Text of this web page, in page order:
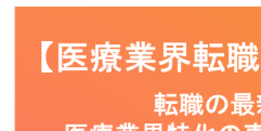
過程でご案内致しま
参考情報：手当・残
30歳標準 月給：
35歳標準 月給：